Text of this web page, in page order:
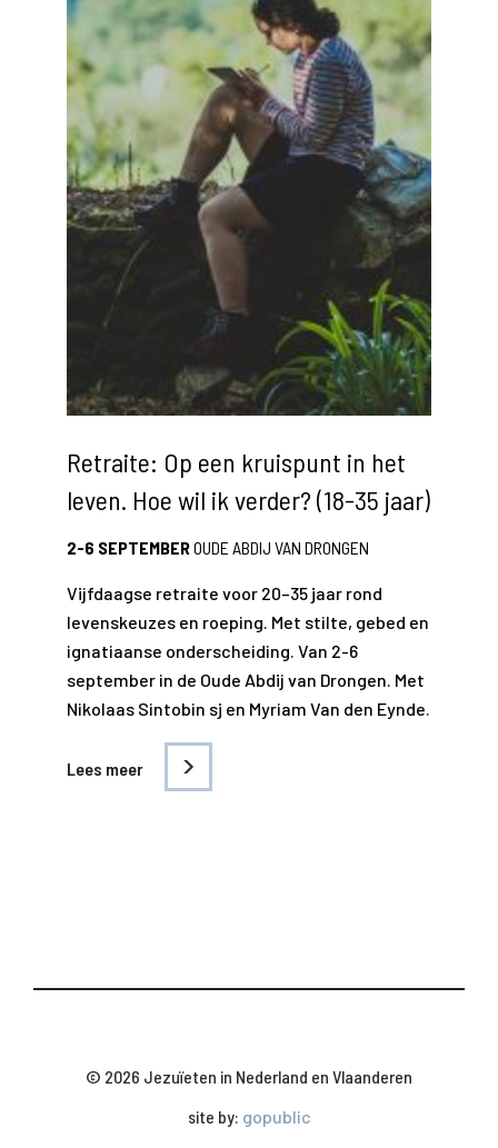
Retraite: Op een kruispunt in het
leven. Hoe wil ik verder? (18-35 jaar)
2-6 SEPTEMBEROUDE ABDIJ VAN DRONGEN
Vijfdaagse retraite voor 20–35 jaar rond
levenskeuzes en roeping. Met stilte, gebed en
ignatiaanse onderscheiding. Van 2-6
september in de Oude Abdij van Drongen. Met
Nikolaas Sintobin sj en Myriam Van den Eynde.
Lees meer
© 2026 Jezuïeten in Nederland en Vlaanderen
site by: gopublic